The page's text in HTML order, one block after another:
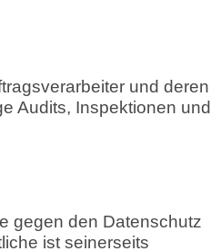
und deren
Audits, Inspektionen und
gegen den Datenschutz
ist seinerseits